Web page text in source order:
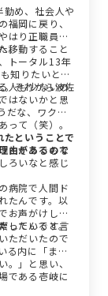
め、社会人や
岡に戻り、
はり正職員と
。
移動すること
トータル13年
知りたいと思
それから波佐
人も少ないの
はないかと思
だな、ワクワ
て（笑）。
とそうでもな
ろいなと感じ
ということで
由があるので
病院で人間ド
たんです。以
お声がけして
ったんです。
していると言
ただいたので
る内に「まだ
」と思い、
である壱岐に